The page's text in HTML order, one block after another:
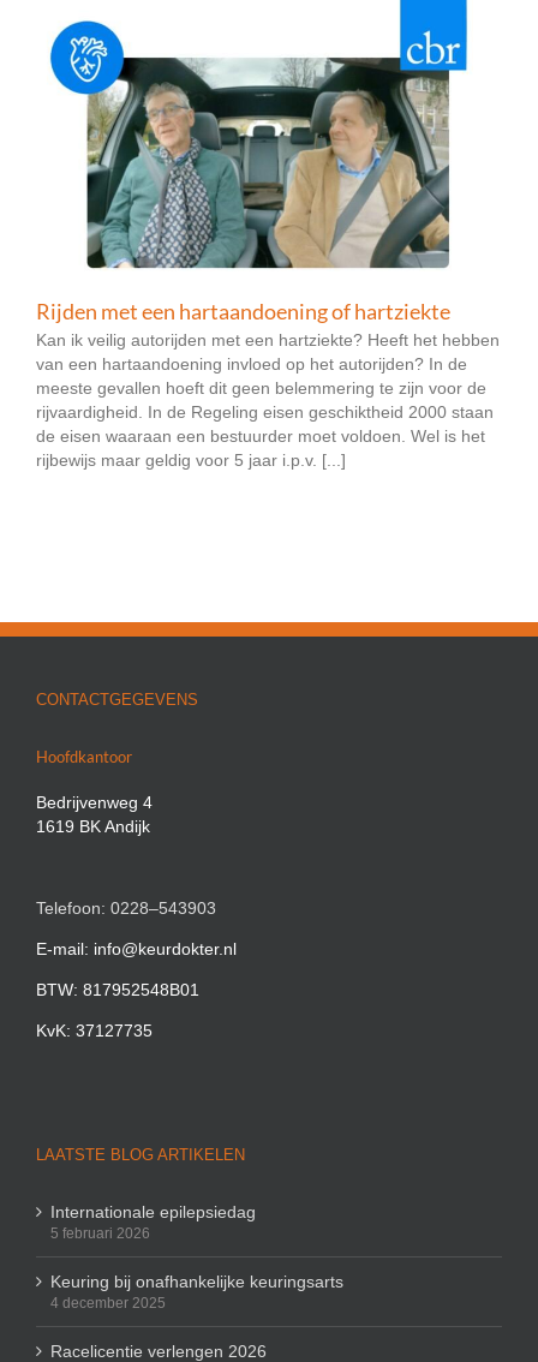
Rijden met een hartaandoening of hartziekte
Kan ik veilig autorijden met een hartziekte? Heeft het hebben
van een hartaandoening invloed op het autorijden? In de
meeste gevallen hoeft dit geen belemmering te zijn voor de
rijvaardigheid. In de Regeling eisen geschiktheid 2000 staan
de eisen waaraan een bestuurder moet voldoen. Wel is het
rijbewijs maar geldig voor 5 jaar i.p.v. [...]
CONTACTGEGEVENS
Hoofdkantoor
Bedrijvenweg 4
1619 BK Andijk
Telefoon: 0228–543903
E-mail: info@keurdokter.nl
BTW: 817952548B01
KvK: 37127735
LAATSTE BLOG ARTIKELEN
Internationale epilepsiedag
5 februari 2026
Keuring bij onafhankelijke keuringsarts
4 december 2025
Racelicentie verlengen 2026